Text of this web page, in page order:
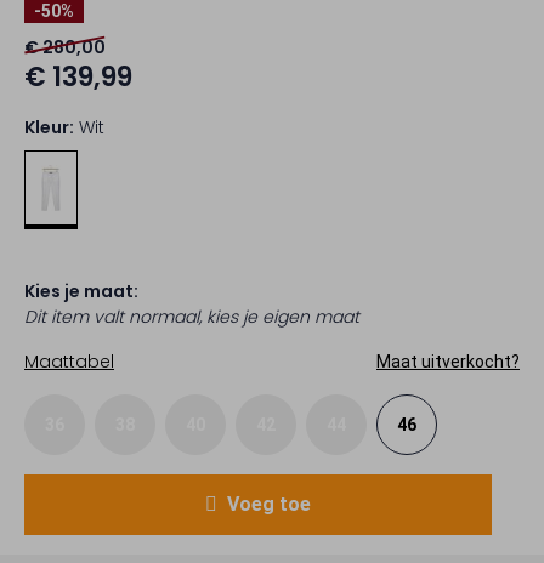
-50%
€ 280,00
€ 139,99
Kleur: Wit
Kies je maat:
Dit item valt normaal, kies je eigen maat
Maattabel
Maat uitverkocht?
46
Voeg toe